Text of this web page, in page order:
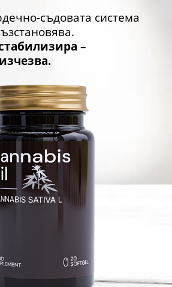
съдовата система
–